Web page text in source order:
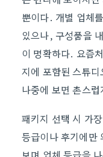
뿐이다. 개별 업체
있으나, 구성품을
이 명확하다. 요즘
지에 포함된 스튜
나중에 보면 촌스
패키지 선택 시 가
등급이나 후기에만